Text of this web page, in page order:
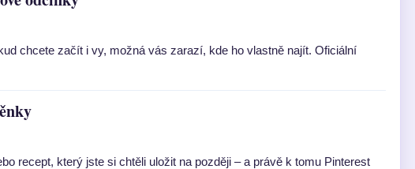
chcete začít i vy, možná vás zarazí, kde ho vlastně najít. Oficiální
recept, který jste si chtěli uložit na později – a právě k tomu Pinterest